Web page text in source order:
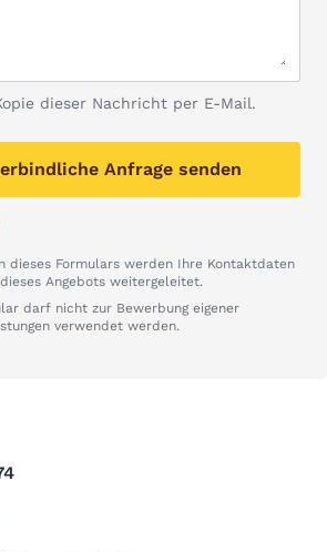
dieser Nachricht per E-Mail.
Anfrage senden
dieses Formulars werden Ihre Kontaktdaten
Angebots weitergeleitet.
darf nicht zur Bewerbung eigener
verwendet werden.